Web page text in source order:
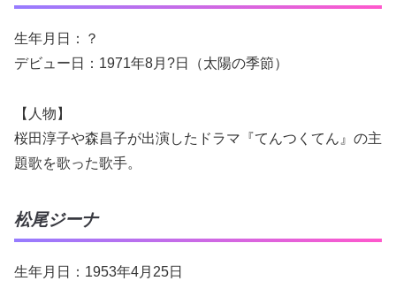
生年月日：？
デビュー日：1971年8月?日（太陽の季節）
【人物】
桜田淳子や森昌子が出演したドラマ『てんつくてん』の主
題歌を歌った歌手。
松尾ジーナ
生年月日：1953年4月25日